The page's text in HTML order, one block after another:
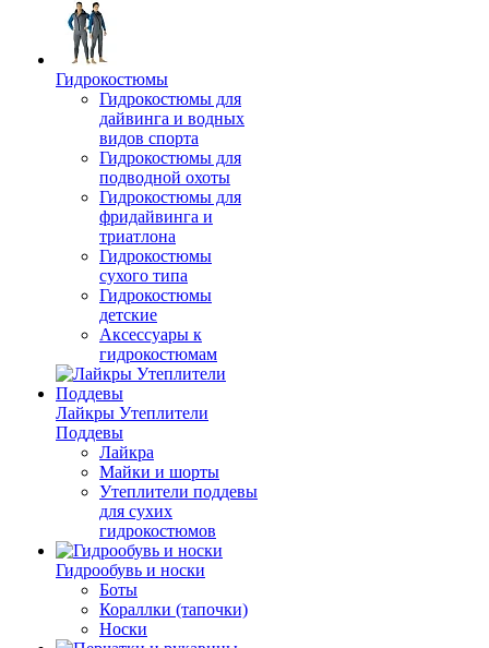
Гидрокостюмы
Гидрокостюмы для
дайвинга и водных
видов спорта
Гидрокостюмы для
подводной охоты
Гидрокостюмы для
фридайвинга и
триатлона
Гидрокостюмы
сухого типа
Гидрокостюмы
детские
Аксессуары к
гидрокостюмам
Лайкры Утеплители
Поддевы
Лайкра
Майки и шорты
Утеплители поддевы
для сухих
гидрокостюмов
Гидрообувь и носки
Боты
Кораллки (тапочки)
Носки